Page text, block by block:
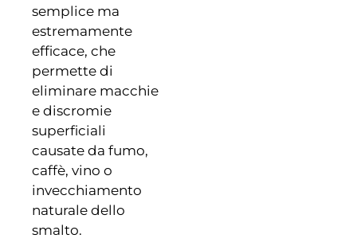
semplice ma
estremamente
efficace, che
permette di
eliminare macchie
e discromie
superficiali
causate da fumo,
caffè, vino o
invecchiamento
naturale dello
smalto.